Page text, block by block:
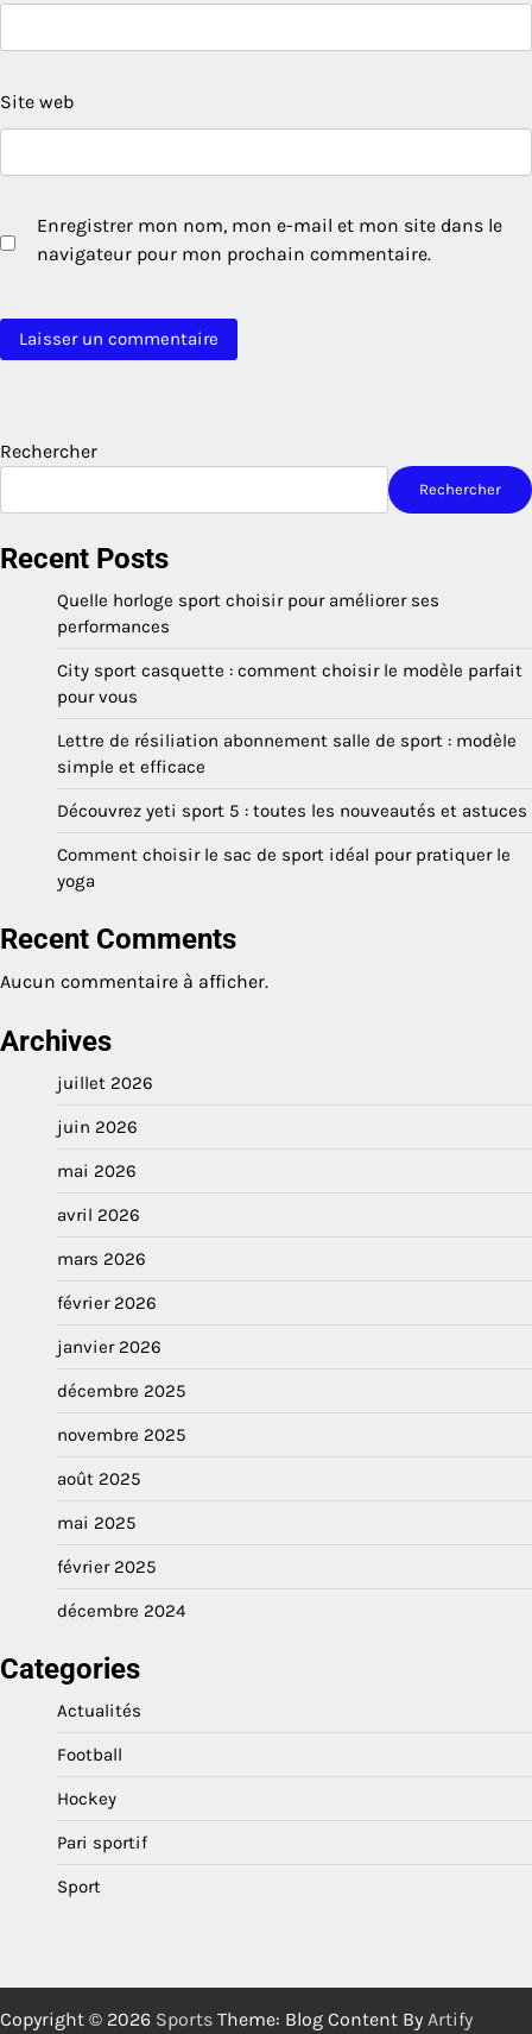
Site web
Enregistrer mon nom, mon e-mail et mon site dans le
navigateur pour mon prochain commentaire.
Rechercher
Rechercher
Recent Posts
Quelle horloge sport choisir pour améliorer ses
performances
City sport casquette : comment choisir le modèle parfait
pour vous
Lettre de résiliation abonnement salle de sport : modèle
simple et efficace
Découvrez yeti sport 5 : toutes les nouveautés et astuces
Comment choisir le sac de sport idéal pour pratiquer le
yoga
Recent Comments
Aucun commentaire à afficher.
Archives
juillet 2026
juin 2026
mai 2026
avril 2026
mars 2026
février 2026
janvier 2026
décembre 2025
novembre 2025
août 2025
mai 2025
février 2025
décembre 2024
Categories
Actualités
Football
Hockey
Pari sportif
Sport
Copyright © 2026 Sports Theme: Blog Content By Artify